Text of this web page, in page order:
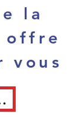
la
offre
vous
🛫